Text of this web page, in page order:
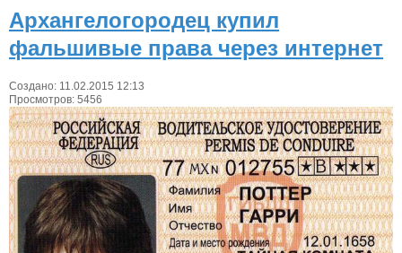
Архангелогородец купил
фальшивые права через интернет
Создано: 11.02.2015 12:13
Просмотров: 5456